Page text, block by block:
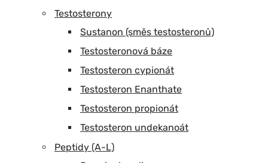
Testosterony
Sustanon (směs testosteronů)
Testosteronová báze
Testosteron cypionát
Testosteron Enanthate
Testosteron propionát
Testosteron undekanoát
Peptidy (A-L)